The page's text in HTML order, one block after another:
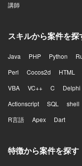
講師
スキルから案件を探
Java PHP Python
Perl
Cocos2d HTML
VBA
VC++ C Delphi
Actionscript
SQL shell
R言語
Apex Dart
特徴から案件を探す